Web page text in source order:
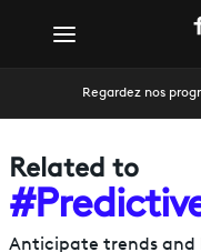
Regardez nos
Related to
Anticipate trends and